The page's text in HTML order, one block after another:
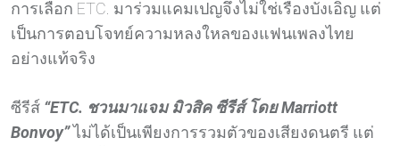
การเลือก ETC. มาร่วมแคมเปญจึงไม่ใช่เรื่องบังเอิญ แต่
เป็นการตอบโจทย์ความหลงใหลของแฟนเพลงไทย
อย่างแท้จริง
ซีรีส์ “ETC. ชวนมาแจม มิวสิค ซีรีส์ โดย Marriott
Bonvoy”ไม่ได้เป็นเพียงการรวมตัวของเสียงดนตรี แต่